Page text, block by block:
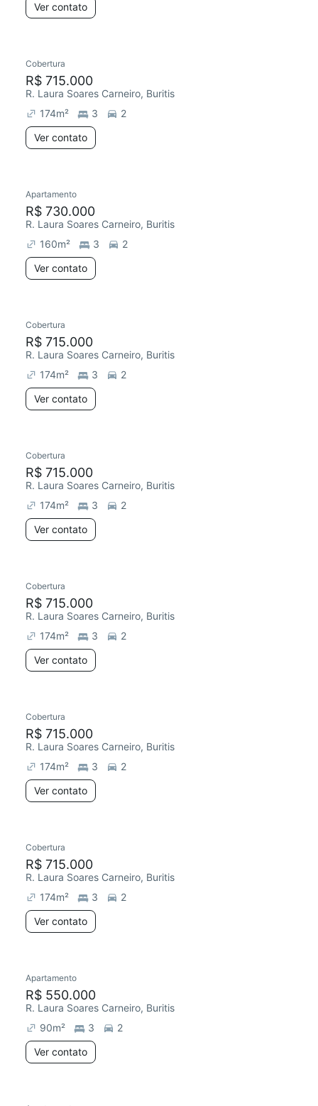
Ver contato
Redecorar
Cobertura
R$ 715.000
R. Laura Soares Carneiro, Buritis
174m² 3
2
Ver contato
Redecorar
Apartamento
R$ 730.000
R. Laura Soares Carneiro, Buritis
160m² 3
2
Ver contato
Cobertura
R$ 715.000
R. Laura Soares Carneiro, Buritis
174m² 3
2
Ver contato
Cobertura
R$ 715.000
R. Laura Soares Carneiro, Buritis
174m² 3
2
Ver contato
Cobertura
R$ 715.000
R. Laura Soares Carneiro, Buritis
174m² 3
2
Ver contato
Cobertura
R$ 715.000
R. Laura Soares Carneiro, Buritis
174m² 3
2
Ver contato
Cobertura
R$ 715.000
R. Laura Soares Carneiro, Buritis
174m² 3
2
Ver contato
Apartamento
R$ 550.000
R. Laura Soares Carneiro, Buritis
90m² 3
2
Ver contato